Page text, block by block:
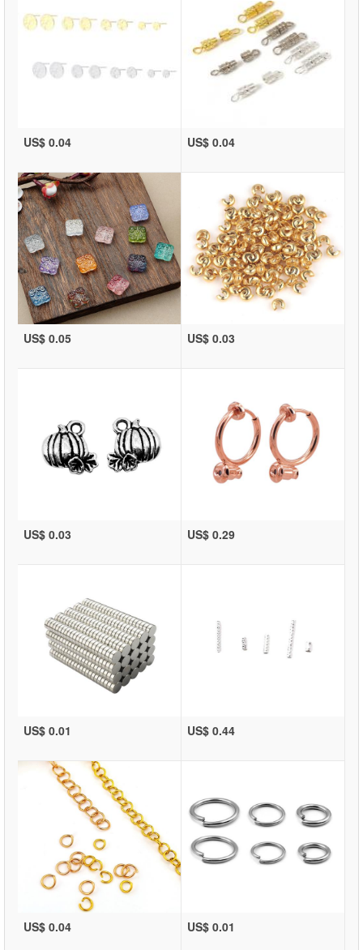
US$ 0.04 US$ 0.04
US$ 0.05 US$ 0.03
US$ 0.03 US$ 0.29
US$ 0.01 US$ 0.44
US$ 0.04 US$ 0.01